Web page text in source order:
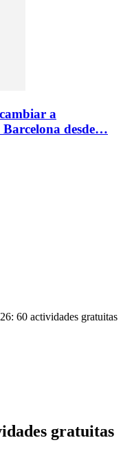
a
Barcelona desde…
60 actividades gratuitas
gratuitas